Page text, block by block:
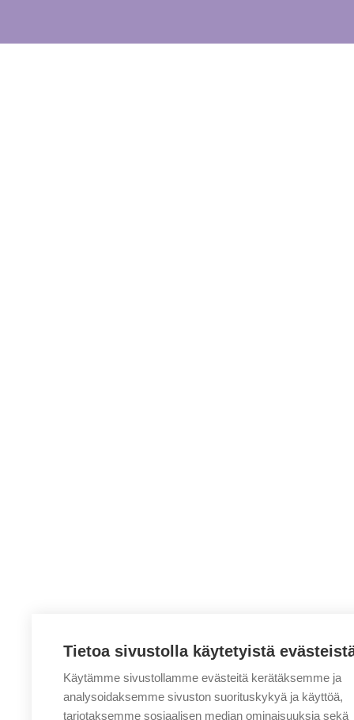
Tietoa sivustolla käytetyistä
Käytämme sivustollamme evästeitä kerätäksemme ja
analysoidaksemme sivuston suorituskykyä ja käyttöä,
tarjotaksemme sosiaalisen median ominaisuuksia sekä